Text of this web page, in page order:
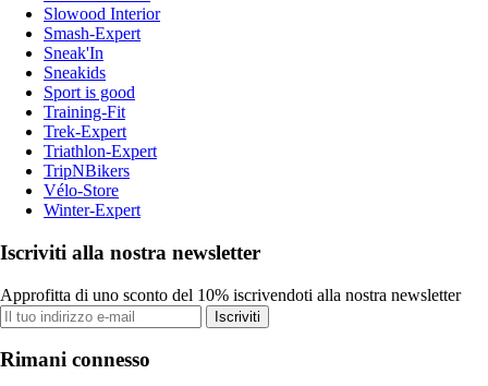
Slowood Interior
Smash-Expert
Sneak'In
Sneakids
Sport is good
Training-Fit
Trek-Expert
Triathlon-Expert
TripNBikers
Vélo-Store
Winter-Expert
Iscriviti alla nostra newsletter
Approfitta di uno sconto del 10% iscrivendoti alla nostra newsletter
Iscriviti
Rimani connesso